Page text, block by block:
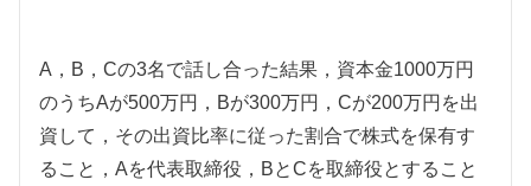
A，B，Cの3名で話し合った結果，資本金1000万円
のうちAが500万円，Bが300万円，Cが200万円を出
資して，その出資比率に従った割合で株式を保有す
ること，Aを代表取締役，BとCを取締役とすること